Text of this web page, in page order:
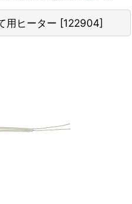
用ヒーター [122904]